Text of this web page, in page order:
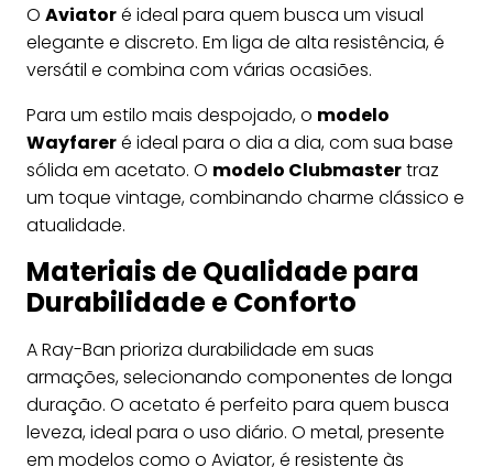
O Aviatoré ideal para quem busca um visual
elegante e discreto. Em liga de alta resistência, é
versátil e combina com várias ocasiões.
Para um estilo mais despojado, o modelo
Wayfareré ideal para o dia a dia, com sua base
sólida em acetato. O modelo Clubmastertraz
um toque vintage, combinando charme clássico e
atualidade.
Materiais de Qualidade para
Durabilidade e Conforto
A Ray-Ban prioriza durabilidade em suas
armações, selecionando componentes de longa
duração. O acetato é perfeito para quem busca
leveza, ideal para o uso diário. O metal, presente
em modelos como o Aviator, é resistente às